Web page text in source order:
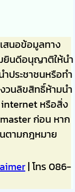
สนอข้อมูลทาง
ยินดีอนุญาติให้นำ
ประชาชนหรือทำ
วนลิขสิทธิ์ห้ามนำ
internet หรือสิ่ง
ก่อน หาก
ตามกฎหมาย
| โทร 086-